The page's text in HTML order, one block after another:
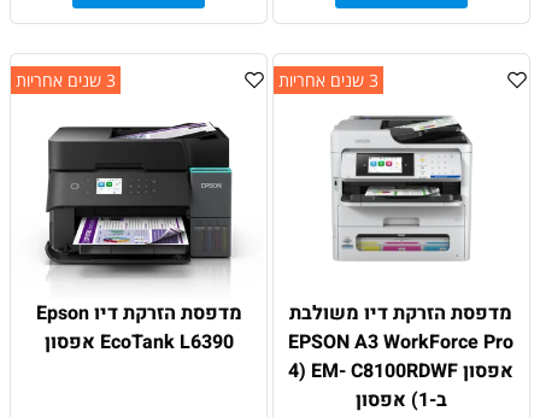
3 שנים אחריות
מדפסת הזרקת דיו משולבת
EPSON A3 WorkForce Pro
אפסון EM- C8100RDWF (4
ב-1) אפסון
3 שנים אחריות
מדפסת הזרקת דיו Epson
EcoTank L6390 אפסון